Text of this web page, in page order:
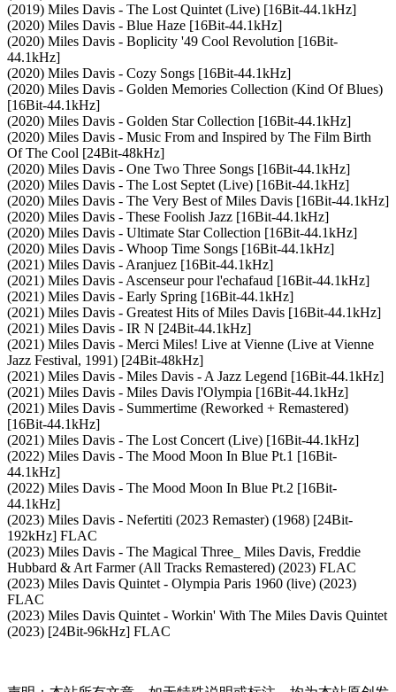
(2019) Miles Davis - The Lost Quintet (Live) [16Bit-44.1kHz]
(2020) Miles Davis - Blue Haze [16Bit-44.1kHz]
(2020) Miles Davis - Boplicity '49 Cool Revolution [16Bit-
44.1kHz]
(2020) Miles Davis - Cozy Songs [16Bit-44.1kHz]
(2020) Miles Davis - Golden Memories Collection (Kind Of Blues)
[16Bit-44.1kHz]
(2020) Miles Davis - Golden Star Collection [16Bit-44.1kHz]
(2020) Miles Davis - Music From and Inspired by The Film Birth
Of The Cool [24Bit-48kHz]
(2020) Miles Davis - One Two Three Songs [16Bit-44.1kHz]
(2020) Miles Davis - The Lost Septet (Live) [16Bit-44.1kHz]
(2020) Miles Davis - The Very Best of Miles Davis [16Bit-44.1kHz]
(2020) Miles Davis - These Foolish Jazz [16Bit-44.1kHz]
(2020) Miles Davis - Ultimate Star Collection [16Bit-44.1kHz]
(2020) Miles Davis - Whoop Time Songs [16Bit-44.1kHz]
(2021) Miles Davis - Aranjuez [16Bit-44.1kHz]
(2021) Miles Davis - Ascenseur pour l'echafaud [16Bit-44.1kHz]
(2021) Miles Davis - Early Spring [16Bit-44.1kHz]
(2021) Miles Davis - Greatest Hits of Miles Davis [16Bit-44.1kHz]
(2021) Miles Davis - IR N [24Bit-44.1kHz]
(2021) Miles Davis - Merci Miles! Live at Vienne (Live at Vienne
Jazz Festival, 1991) [24Bit-48kHz]
(2021) Miles Davis - Miles Davis - A Jazz Legend [16Bit-44.1kHz]
(2021) Miles Davis - Miles Davis l'Olympia [16Bit-44.1kHz]
(2021) Miles Davis - Summertime (Reworked + Remastered)
[16Bit-44.1kHz]
(2021) Miles Davis - The Lost Concert (Live) [16Bit-44.1kHz]
(2022) Miles Davis - The Mood Moon In Blue Pt.1 [16Bit-
44.1kHz]
(2022) Miles Davis - The Mood Moon In Blue Pt.2 [16Bit-
44.1kHz]
(2023) Miles Davis - Nefertiti (2023 Remaster) (1968) [24Bit-
192kHz] FLAC
(2023) Miles Davis - The Magical Three_ Miles Davis, Freddie
Hubbard & Art Farmer (All Tracks Remastered) (2023) FLAC
(2023) Miles Davis Quintet - Olympia Paris 1960 (live) (2023)
FLAC
(2023) Miles Davis Quintet - Workin' With The Miles Davis Quintet
(2023) [24Bit-96kHz] FLAC